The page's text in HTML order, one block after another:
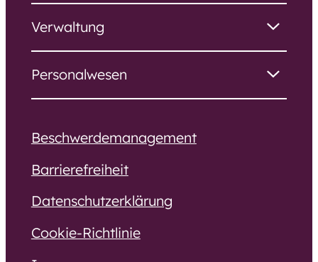
Verwaltung
Personalwesen
Beschwerdemanagement
Barrierefreiheit
Datenschutzerklärung
Cookie-Richtlinie